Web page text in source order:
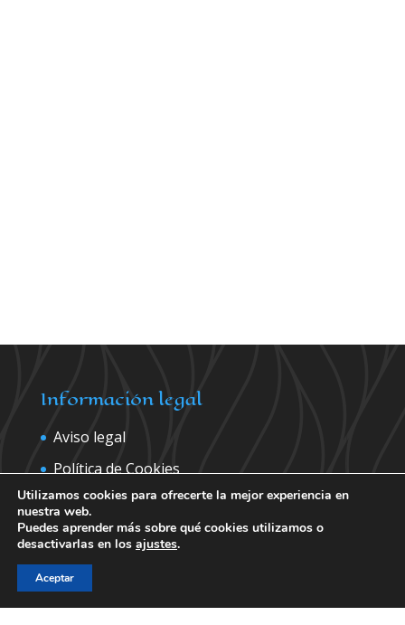
Información legal
Aviso legal
Política de Cookies
Política de privacidad
Contáctanos para más información
Utilizamos cookies para ofrecerte la mejor experiencia en
nuestra web.
Puedes aprender más sobre qué cookies utilizamos o
desactivarlas en los ajustes.
Aceptar